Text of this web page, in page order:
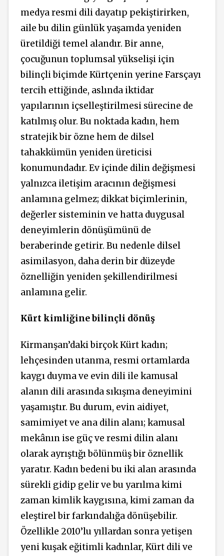
medya resmi dili dayatıp pekiştirirken,
aile bu dilin günlük yaşamda yeniden
üretildiği temel alandır. Bir anne,
çocuğunun toplumsal yükselişi için
bilinçli biçimde Kürtçenin yerine Farsçayı
tercih ettiğinde, aslında iktidar
yapılarının içselleştirilmesi sürecine de
katılmış olur. Bu noktada kadın, hem
stratejik bir özne hem de dilsel
tahakkümün yeniden üreticisi
konumundadır. Ev içinde dilin değişmesi
yalnızca iletişim aracının değişmesi
anlamına gelmez; dikkat biçimlerinin,
değerler sisteminin ve hatta duygusal
deneyimlerin dönüşümünü de
beraberinde getirir. Bu nedenle dilsel
asimilasyon, daha derin bir düzeyde
öznelliğin yeniden şekillendirilmesi
anlamına gelir.
Kürt kimliğine bilinçli dönüş
Kirmanşan’daki birçok Kürt kadın;
lehçesinden utanma, resmi ortamlarda
kaygı duyma ve evin dili ile kamusal
alanın dili arasında sıkışma deneyimini
yaşamıştır. Bu durum, evin aidiyet,
samimiyet ve ana dilin alanı; kamusal
mekânın ise güç ve resmi dilin alanı
olarak ayrıştığı bölünmüş bir öznellik
yaratır. Kadın bedeni bu iki alan arasında
sürekli gidip gelir ve bu yarılma kimi
zaman kimlik kaygısına, kimi zaman da
eleştirel bir farkındalığa dönüşebilir.
Özellikle 2010’lu yıllardan sonra yetişen
yeni kuşak eğitimli kadınlar, Kürt dili ve